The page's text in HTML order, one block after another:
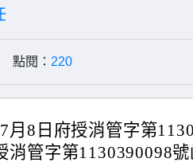
點閱： 220
月8日府授消管字第
消管字第1130390098號